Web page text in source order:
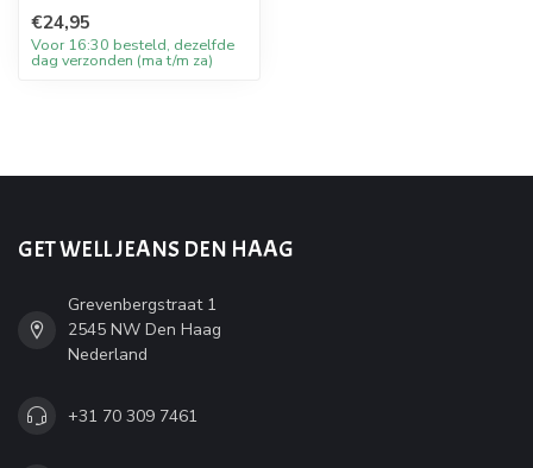
€24,95
Voor 16:30 besteld, dezelfde
dag verzonden (ma t/m za)
GET WELL JEANS DEN HAAG
Grevenbergstraat 1
2545 NW Den Haag
Nederland
+31 70 309 7461